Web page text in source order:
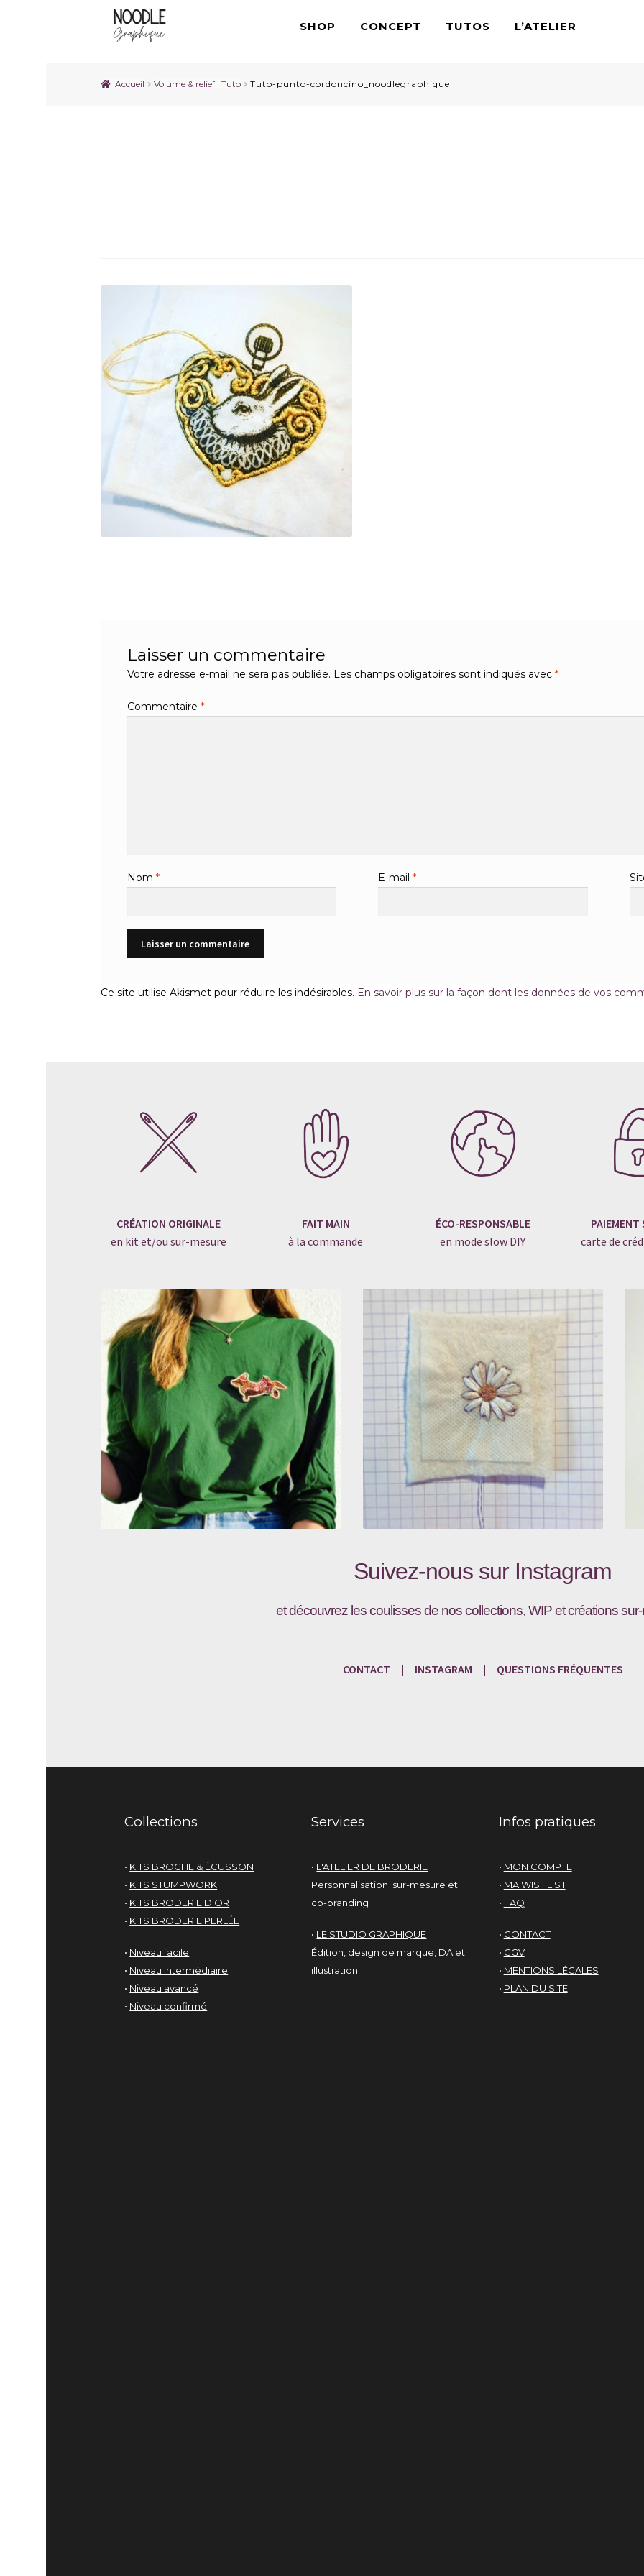
SHOP CONCEPT TUTOS L’ATELIER
Accueil Volume & relief | Tuto Tuto-punto-cordoncino_noodlegraphique
Laisser un commentaire
Votre adresse e-mail ne sera pas publiée. Les champs obligatoires sont indiqués avec *
Commentaire *
Nom * E-mail*
Ce site utilise Akismet pour réduire les indésirables. En savoir plus sur la façon dont les données de vos
CRÉATION ORIGINALE
en kit et/ou sur-mesure
FAIT MAIN
à la commande
ÉCO-RESPONSABLE
en mode slow DIY
PAIEMENT
carte de
Suivez-nous sur Instagram
et découvrez les coulisses de nos collections, WIP et créations
CONTACT | INSTAGRAM | QUESTIONS FRÉQUENTES
Collections
• KITS BROCHE & ÉCUSSON
• KITS STUMPWORK
• KITS BRODERIE D'OR
• KITS BRODERIE PERLÉE
• Niveau facile
• Niveau intermédiaire
• Niveau avancé
• Niveau confirmé
Services
• L'ATELIER DE BRODERIE
Personnalisation sur-mesure et
co-branding
• LE STUDIO GRAPHIQUE
Édition, design de marque, DA et
illustration
Infos pratiques
• MON COMPTE
• MA WISHLIST
• FAQ
• CONTACT
• CGV
• MENTIONS LÉGALES
• PLAN DU SITE